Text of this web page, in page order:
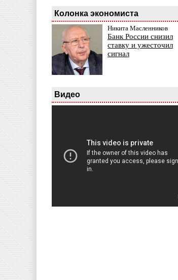
Колонка экономиста
Никита Масленников
Банк России снизил
ставку и ужесточил
сигнал
Видео